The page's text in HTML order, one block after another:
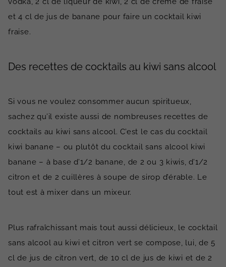
et 4 cl de jus de banane pour faire un cocktail kiwi
fraise.
Des recettes de cocktails au kiwi sans alcool
Si vous ne voulez consommer aucun spiritueux,
sachez qu’il existe aussi de nombreuses recettes de
cocktails au kiwi sans alcool. C’est le cas du cocktail
kiwi banane – ou plutôt du cocktail sans alcool kiwi
banane – à base d’1/2 banane, de 2 ou 3 kiwis, d’1/2
citron et de 2 cuillères à soupe de sirop d’érable. Le
tout est à mixer dans un mixeur.
Plus rafraîchissant mais tout aussi délicieux, le cocktail
sans alcool au kiwi et citron vert se compose, lui, de 5
cl de jus de citron vert, de 10 cl de jus de kiwi et de 2